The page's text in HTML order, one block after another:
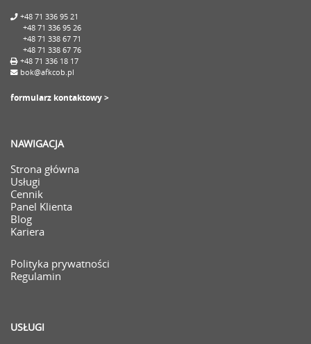
+48 71 336 95 21
+48 71 336 95 26
+48 71 338 67 71
+48 71 338 67 76
+48 71 336 18 17
bok@afkcob.pl
formularz kontaktowy >
NAWIGACJA
Strona główna
Usługi
Cennik
Panel Klienta
Blog
Kariera
Polityka prywatności
Regulamin
USŁUGI